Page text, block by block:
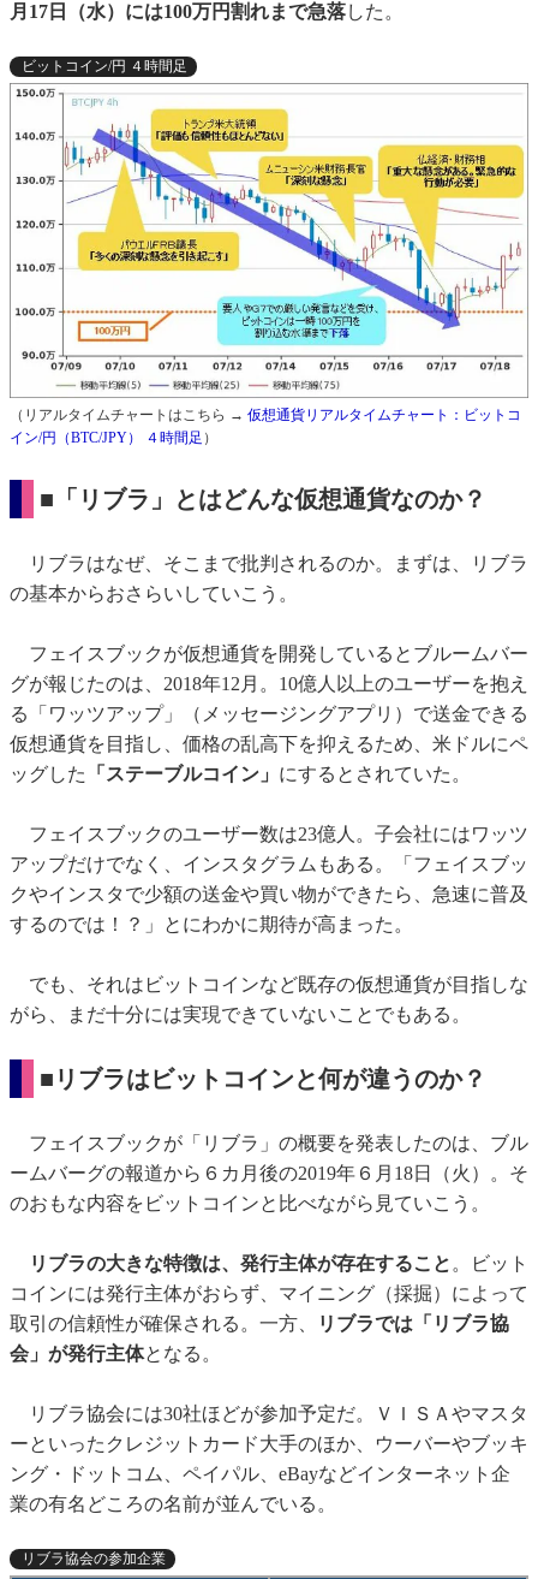
月17日（水）には100万円割れまで急落した。
ビットコイン/円 ４時間足
（リアルタイムチャートはこちら → 仮想通貨リアルタイムチャート：ビットコ
イン/円（BTC/JPY） ４時間足 ）
■「リブラ」とはどんな仮想通貨なのか？
リブラはなぜ、そこまで批判されるのか。まずは、リブラ
の基本からおさらいしていこう。
フェイスブックが仮想通貨を開発しているとブルームバー
グが報じたのは、2018年12月。10億人以上のユーザーを抱え
る「ワッツアップ」（メッセージングアプリ）で送金できる
仮想通貨を目指し、価格の乱高下を抑えるため、米ドルにペ
ッグした
「ステーブルコイン」 にするとされていた。
フェイスブックのユーザー数は23億人。子会社にはワッツ
アップだけでなく、インスタグラムもある。「フェイスブッ
クやインスタで少額の送金や買い物ができたら、急速に普及
するのでは！？」とにわかに期待が高まった。
でも、それはビットコインなど既存の仮想通貨が目指しな
がら、まだ十分には実現できていないことでもある。
■リブラはビットコインと何が違うのか？
フェイスブックが「リブラ」の概要を発表したのは、ブル
ームバーグの報道から６カ月後の2019年６月18日（火）。そ
のおもな内容をビットコインと比べながら見ていこう。
リブラの大きな特徴は、発行主体が存在すること 。ビット
コインには発行主体がおらず、マイニング（採掘）によって
取引の信頼性が確保される。一方、
リブラでは「リブラ協
会」が発行主体となる。
リブラ協会には30社ほどが参加予定だ。ＶＩＳＡやマスタ
ーといったクレジットカード大手のほか、ウーバーやブッキ
ング・ドットコム、ペイパル、eBayなどインターネット企
業の有名どころの名前が並んでいる。
リブラ協会の参加企業